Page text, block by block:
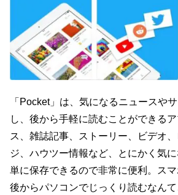
「Pocket」は、気になるニュースや
し、後から手軽に読むことができる
ス、雑誌記事、ストーリー、ビデオ
ジ、ハウツー情報など、とにかく気
単に保存できるので非常に便利。ス
後からパソコンでじっくり読むなん